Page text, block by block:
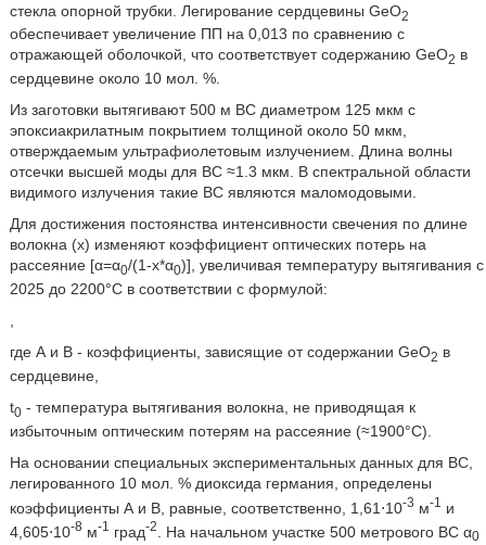
стекла опорной трубки. Легирование сердцевины GeO2
обеспечивает увеличение ПП на 0,013 по сравнению с
отражающей оболочкой, что соответствует содержанию GeO2 в
сердцевине около 10 мол. %.
Из заготовки вытягивают 500 м ВС диаметром 125 мкм с
эпоксиакрилатным покрытием толщиной около 50 мкм,
отверждаемым ультрафиолетовым излучением. Длина волны
отсечки высшей моды для ВС ≈1.3 мкм. В спектральной области
видимого излучения такие ВС являются маломодовыми.
Для достижения постоянства интенсивности свечения по длине
волокна (х) изменяют коэффициент оптических потерь на
рассеяние [α=α0/(1-x*α0)], увеличивая температуру вытягивания с
2025 до 2200°С в соответствии с формулой:
где А и В - коэффициенты, зависящие от содержании GeO2 в
сердцевине,
t0- температура вытягивания волокна, не приводящая к
избыточным оптическим потерям на рассеяние (≈1900°С).
На основании специальных экспериментальных данных для ВС,
легированного 10 мол. % диоксида германия, определены
коэффициенты А и В, равные, соответственно, 1,61⋅10-3 м-1
и
4,605⋅10-8м-1 град-2 . На начальном участке 500 метрового ВС α0